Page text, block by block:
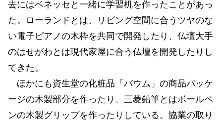
去にはベネッセと一緒に学習机を作ったことがあっ
た。ローランドとは、リビング空間に合うツヤのな
い電子ピアノの木枠を共同で開発したり、仏壇大手
のはせがわとは現代家屋に合う仏壇を開発したりし
てきた。
ほかにも資生堂の化粧品「バウム」の商品パッケ
ージの木製部分を作ったり、三菱鉛筆とはボールペ
ンの木製グリップを作ったりしている。協業の取り